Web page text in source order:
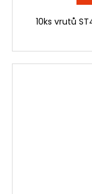
10ks vrutů